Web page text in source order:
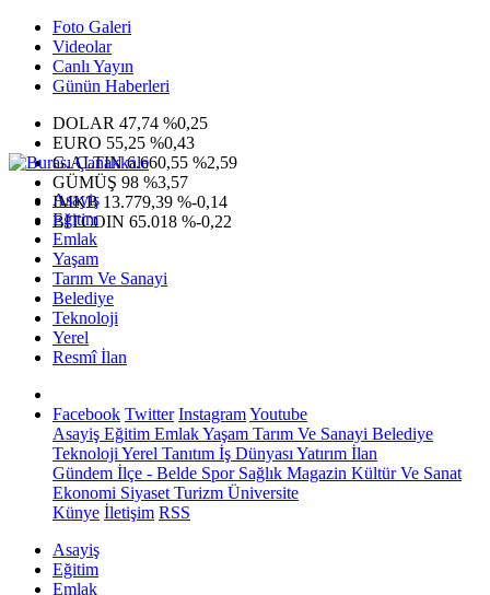
Foto Galeri
Videolar
Canlı Yayın
Günün Haberleri
DOLAR 47,74 %0,25
EURO 55,25 %0,43
G.ALTIN6.660,55 %2,59
GÜMÜŞ 98 %3,57
IMKB 13.779,39 %-0,14
BITCOIN 65.018 %-0,22
Asayiş
Eğitim
Emlak
Yaşam
Tarım Ve Sanayi
Belediye
Teknoloji
Yerel
Resmî İlan
Facebook Twitter InstagramYoutube
Asayiş Eğitim EmlakYaşam Tarım Ve Sanayi Belediye
Teknoloji Yerel Tanıtım İş Dünyası Yatırım İlan
Gündem İlçe - Belde SporSağlık Magazin Kültür Ve Sanat
Ekonomi Siyaset Turizm Üniversite
Künye İletişim RSS
Asayiş
Eğitim
Emlak